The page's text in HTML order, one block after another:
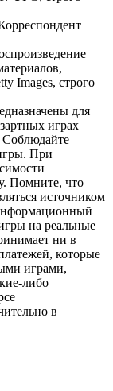
Images, строго
для
играх
Соблюдайте
При
Помните, что
источником
на реальные
ни в
которые
играми,
либо
в